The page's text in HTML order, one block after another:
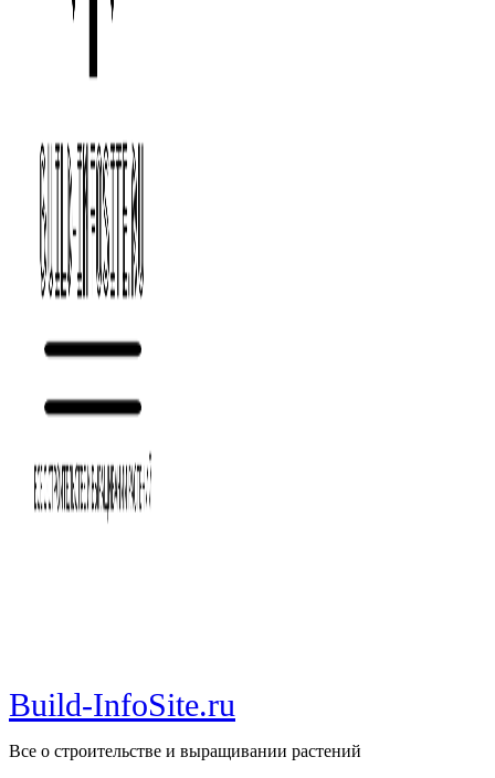
Build-InfoSite.ru
Все о строительстве и выращивании растений